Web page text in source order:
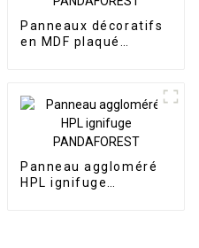
Panneaux décoratifs
en MDF plaqué
Panneau aggloméré
HPL ignifuge